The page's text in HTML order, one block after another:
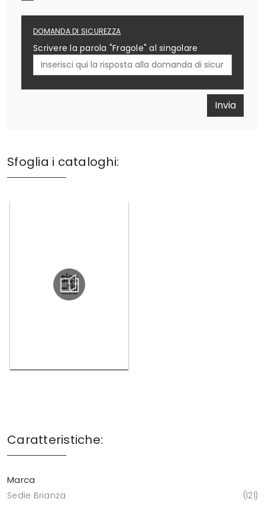
DOMANDA DI SICUREZZA
Scrivere la parola "Fragole" al singolare
Invia
Sfoglia i cataloghi:
Caratteristiche:
Marca
Sedie Brianza 121